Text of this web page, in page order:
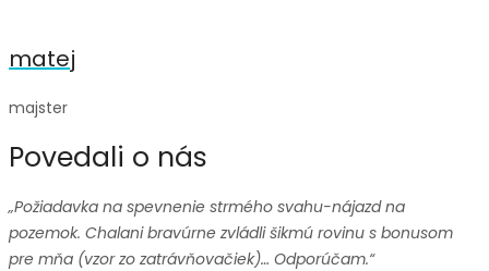
matej
majster
Povedali o nás
„Požiadavka na spevnenie strmého svahu-nájazd na
pozemok. Chalani bravúrne zvládli šikmú rovinu s bonusom
pre mňa (vzor zo zatrávňovačiek)… Odporúčam.“